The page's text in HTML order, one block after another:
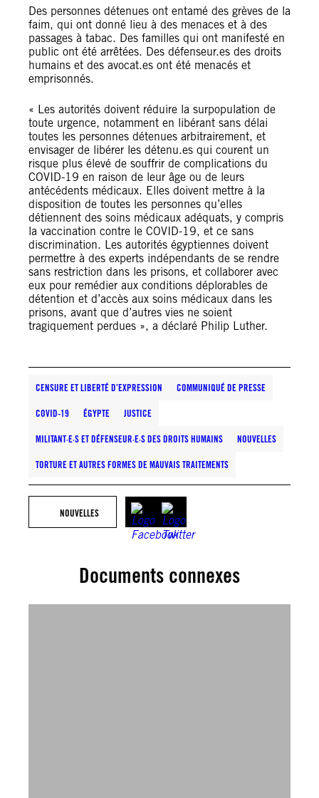
Des personnes détenues ont entamé des grèves de la
faim, qui ont donné lieu à des menaces et à des
passages à tabac. Des familles qui ont manifesté en
public ont été arrêtées. Des défenseur.es des droits
humains et des avocat.es ont été menacés et
emprisonnés.
« Les autorités doivent réduire la surpopulation de
toute urgence, notamment en libérant sans délai
toutes les personnes détenues arbitrairement, et
envisager de libérer les détenu.es qui courent un
risque plus élevé de souffrir de complications du
COVID-19 en raison de leur âge ou de leurs
antécédents médicaux. Elles doivent mettre à la
disposition de toutes les personnes qu’elles
détiennent des soins médicaux adéquats, y compris
la vaccination contre le COVID-19, et ce sans
discrimination. Les autorités égyptiennes doivent
permettre à des experts indépendants de se rendre
sans restriction dans les prisons, et collaborer avec
eux pour remédier aux conditions déplorables de
détention et d’accès aux soins médicaux dans les
prisons, avant que d’autres vies ne soient
tragiquement perdues », a déclaré Philip Luther.
CENSURE ET LIBERTÉ D’EXPRESSION COMMUNIQUÉ DE PRESSE
COVID-19 ÉGYPTE JUSTICE
MILITANT·E·S ET DÉFENSEUR·E·S DES DROITS HUMAINS NOUVELLES
TORTURE ET AUTRES FORMES DE MAUVAIS TRAITEMENTS
NOUVELLES
Documents connexes